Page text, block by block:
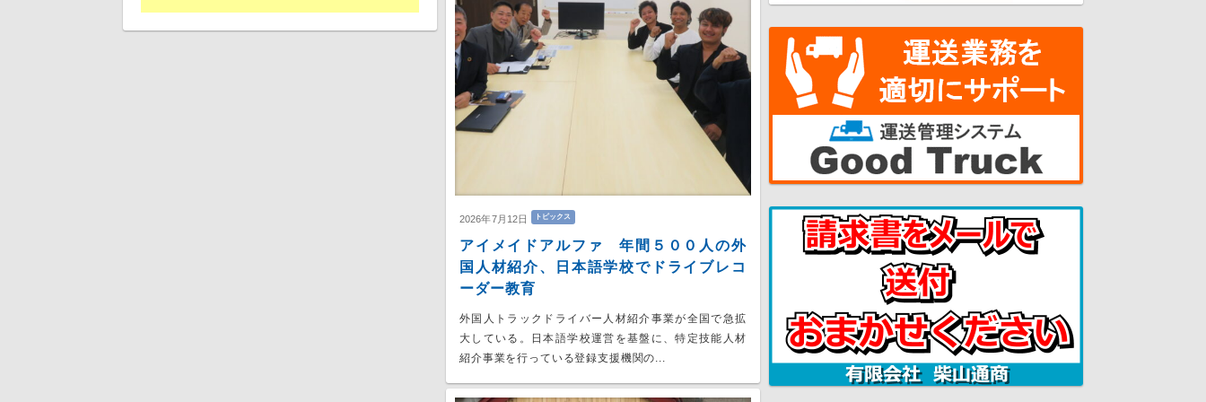
2026年7月12日 トピックス
アイメイドアルファ 年間５００人の外
国人材紹介、日本語学校でドライブレコ
ーダー教育
外国人トラックドライバー人材紹介事業が全国で急拡
大している。日本語学校運営を基盤に、特定技能人材
紹介事業を行っている登録支援機関の...